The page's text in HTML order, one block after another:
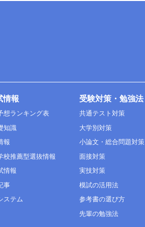
情報
想ランキング表
知識
報
校推薦型選抜情報
情報
事
ステム
受験対策・勉強法
共通テスト対策
大学別対策
小論文・総合問題対策
面接対策
実技対策
模試の活用法
参考書の選び方
先輩の勉強法